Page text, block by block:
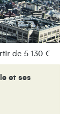
de 5 130 €
et ses